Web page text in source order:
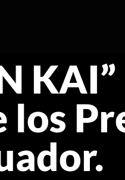
los